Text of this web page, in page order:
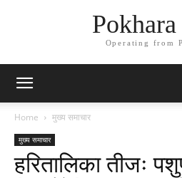
Operating from
Home मुख्य समाचार
मुख्य समाचार
हरितालिका तीजः